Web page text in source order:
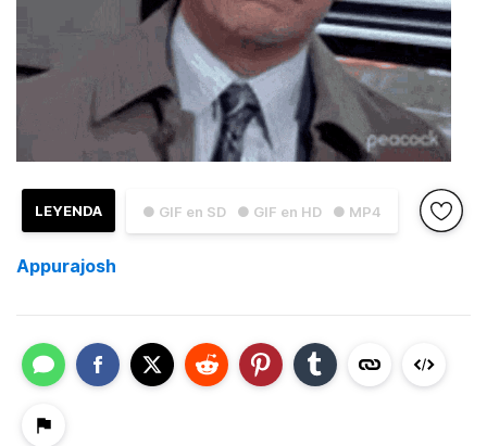
● GIF en SD ● GIF en HD ● MP4
LEYENDA
Appurajosh